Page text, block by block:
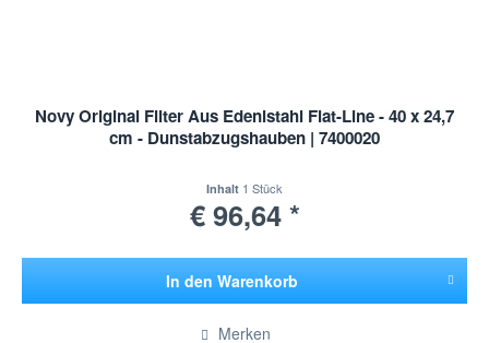
Novy Original Filter Aus Edenlstahl Flat-Line - 40 x 24,7
cm - Dunstabzugshauben | 7400020
Inhalt 1 Stück
€ 96,64 *
In den Warenkorb
Hinzugefügt
Merken